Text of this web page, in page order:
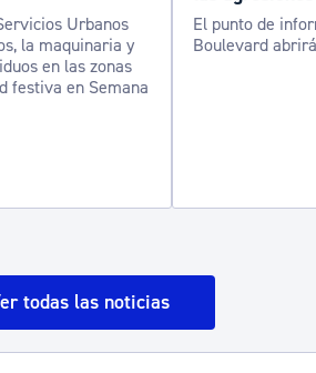
Urbanos
la maquinaria y
en las zonas
festiva en Semana
El punto de
Boulevard
todas las noticias